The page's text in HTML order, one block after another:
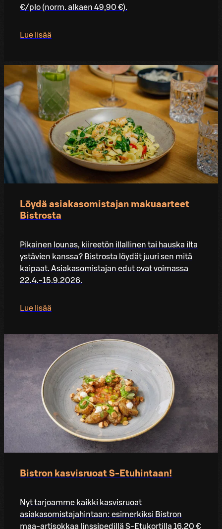
€/plo (norm. alkaen 49,90 €).
Lue lisää
Löydä asiakasomistajan makuaarteet
Bistrosta
Pikainen lounas, kiireetön illallinen tai hauska ilta
ystävien kanssa? Bistrosta löydät juuri sen mitä
kaipaat. Asiakasomistajan edut ovat voimassa
22.4.-15.9.2026.
Lue lisää
Bistron kasvisruoat S-Etuhintaan!
Nyt tarjoamme kaikki kasvisruoat
asiakasomistajahintaan: esimerkiksi Bistron
maa-artisokkaa linssipedillä S-Etukortilla 16,20 €